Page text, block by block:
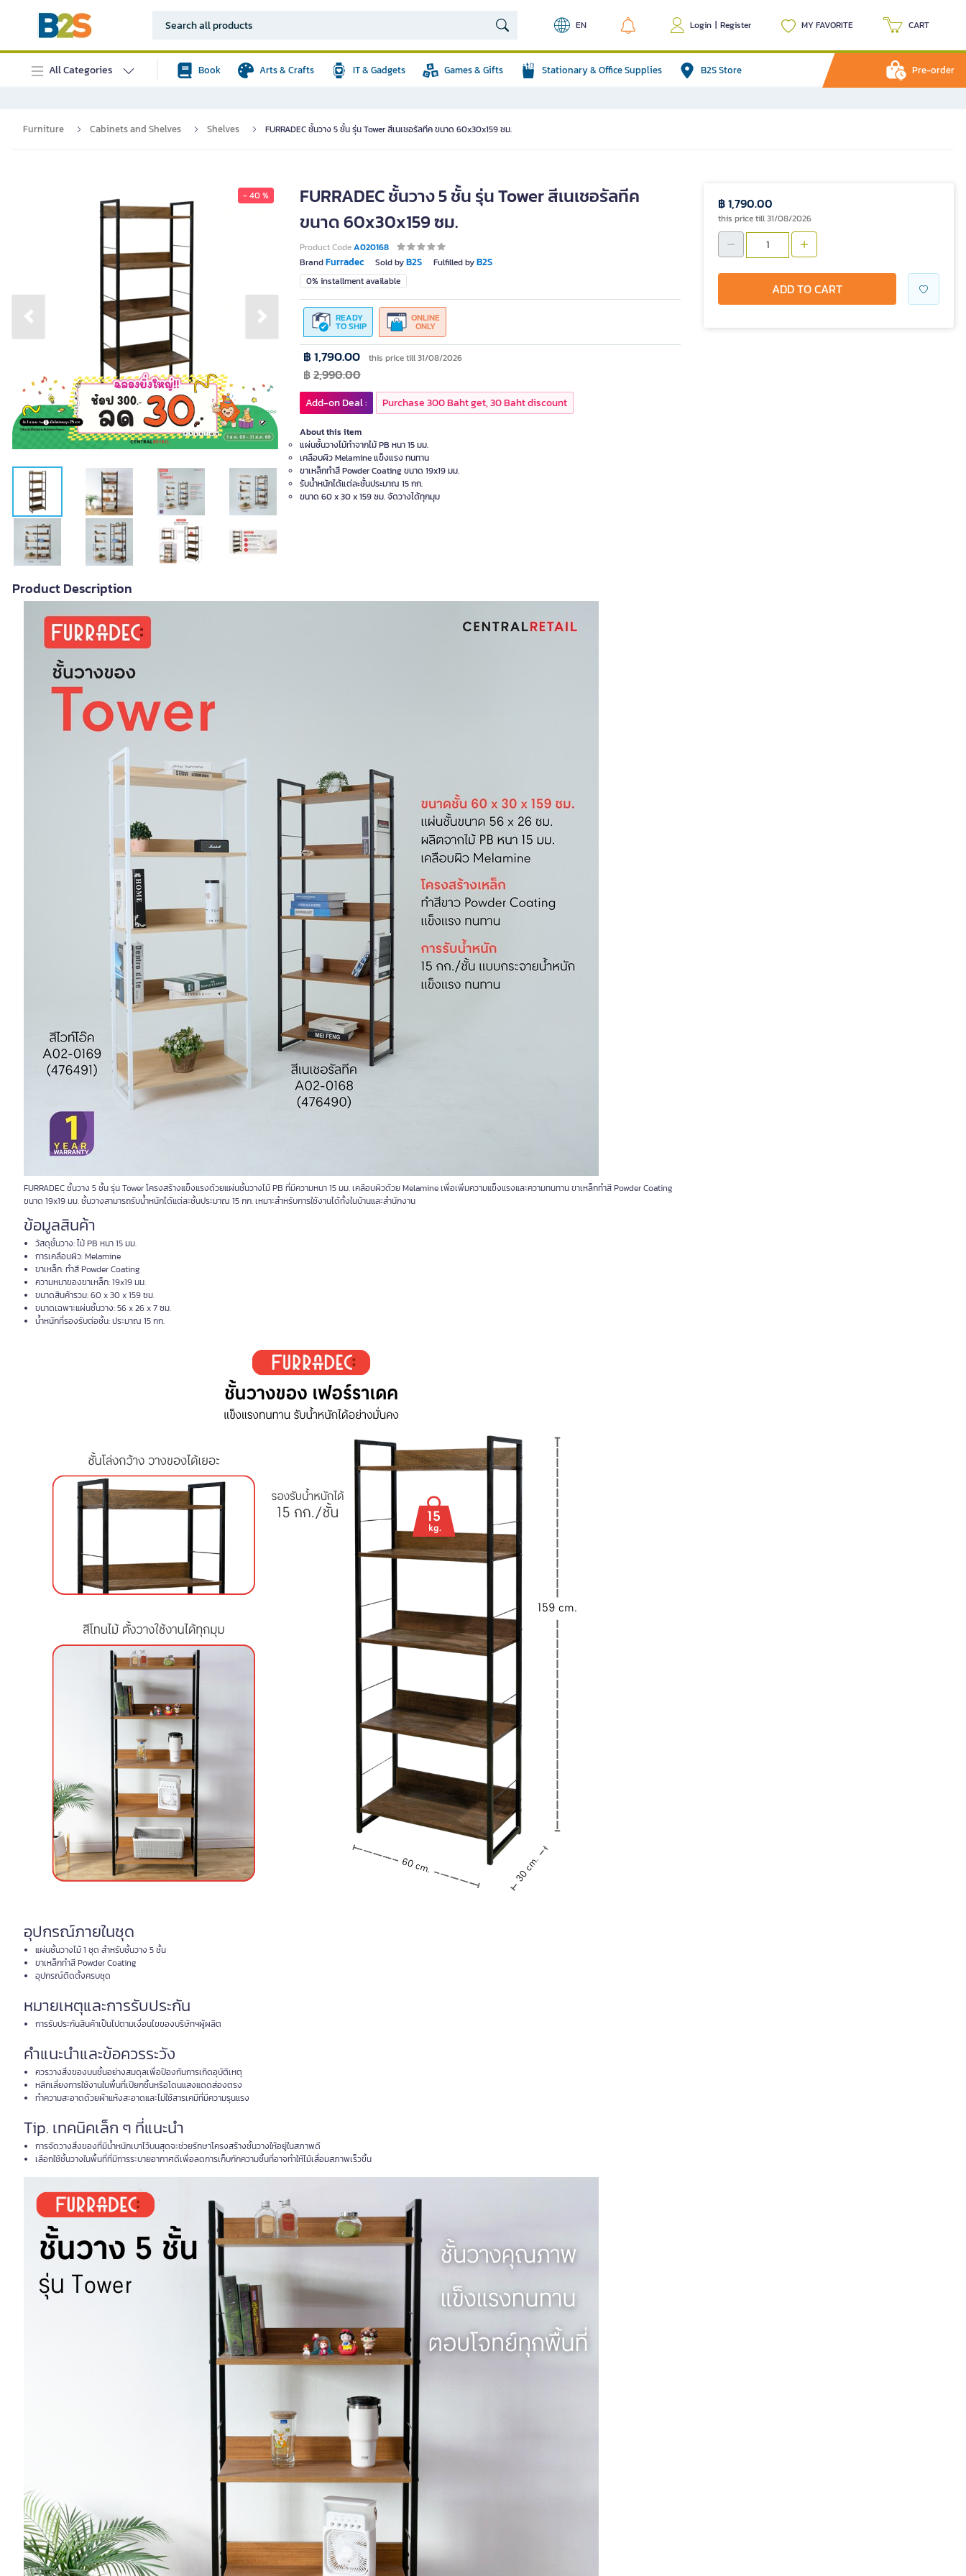
EN Login | Register MY FAVORITE CART
All Categories Book Arts & Crafts IT & Gadgets Games & Gifts Stationary & Office Supplies B2S Store Pre-order
Furniture Cabinets and Shelves Shelves FURRADEC ชั้นวาง 5 ชั้น รุ่น Tower สีเนเชอรัลทีค ขนาด 60x30x159 ซม.
- 40 %
Previous slide Next slide
FURRADEC ชั้นวาง 5 ชั้น รุ่น Tower สีเนเชอรัลทีค
ขนาด 60x30x159 ซม.
Product CodeA020168
BrandFurradec Sold byB2S Fulfilled byB2S
0% installment available
READY
TO SHIP
ONLINE
ONLY
฿ 1,790.00 this price till 31/08/2026
฿2,990.00
Add-on Deal : Purchase 300 Baht get, 30 Baht discount
About this item
แผ่นชั้นวางไม้ทำจากไม้ PB หนา 15 มม.
เคลือบผิว Melamine แข็งแรง ทนทาน
ขาเหล็กทำสี Powder Coating ขนาด 19x19 มม.
รับน้ำหนักได้แต่ละชั้นประมาณ 15 กก.
ขนาด 60 x 30 x 159 ซม. จัดวางได้ทุกมุม
Product Description
FURRADEC ชั้นวาง 5 ชั้น รุ่น Tower โครงสร้างแข็งแรงด้วยแผ่นชั้นวางไม้ PB ที่มีความหนา 15 มม. เคลือบผิวด้วย Melamine เพื่อเพิ่มความแข็งแรงและความทนทาน ขาเหล็กทำสี Powder Coating
ขนาด 19x19 มม. ชั้นวางสามารถรับน้ำหนักได้แต่ละชั้นประมาณ 15 กก. เหมาะสำหรับการใช้งานได้ทั้งในบ้านและสำนักงาน
ข้อมูลสินค้า
วัสดุชั้นวาง: ไม้ PB หนา 15 มม.
การเคลือบผิว: Melamine
ขาเหล็ก: ทำสี Powder Coating
ความหนาของขาเหล็ก: 19x19 มม.
ขนาดสินค้ารวม: 60 x 30 x 159 ซม.
ขนาดเฉพาะแผ่นชั้นวาง: 56 x 26 x 7 ซม.
น้ำหนักที่รองรับต่อชั้น: ประมาณ 15 กก.
อุปกรณ์ภายในชุด
แผ่นชั้นวางไม้ 1 ชุด สำหรับชั้นวาง 5 ชั้น
ขาเหล็กทำสี Powder Coating
อุปกรณ์ติดตั้งครบชุด
หมายเหตุและการรับประกัน
การรับประกันสินค้าเป็นไปตามเงื่อนไขของบริษัทฯผู้ผลิต
คำแนะนำและข้อควรระวัง
ควรวางสิ่งของบนชั้นอย่างสมดุลเพื่อป้องกันการเกิดอุบัติเหตุ
หลีกเลี่ยงการใช้งานในพื้นที่เปียกชื้นหรือโดนแสงแดดส่องตรง
ทำความสะอาดด้วยผ้าแห้งสะอาดและไม่ใช้สารเคมีที่มีความรุนแรง
Tip. เทคนิคเล็ก ๆ ที่แนะนำ
การจัดวางสิ่งของที่มีน้ำหนักเบาไว้บนสุดจะช่วยรักษาโครงสร้างชั้นวางให้อยู่ในสภาพดี
เลือกใช้ชั้นวางในพื้นที่ที่มีการระบายอากาศดีเพื่อลดการเก็บกักความชื้นที่อาจทำให้ไม้เสื่อมสภาพเร็วขึ้น
฿ 1,790.00
this price till 31/08/2026
ADD TO CART